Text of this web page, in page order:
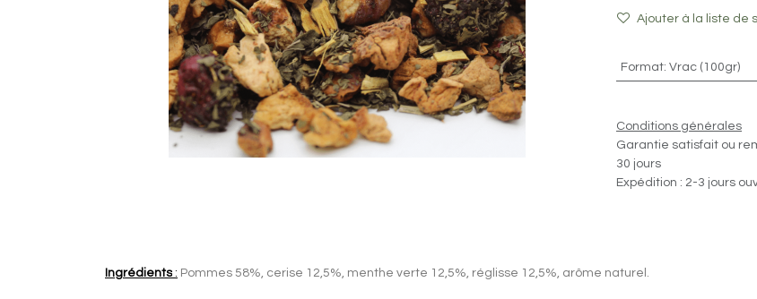
Ajouter à la liste de
Format: Vrac (100gr)
Conditions générales
Garantie satisfait ou
30 jours
Expédition : 2-3 jours
Ingrédients : Pommes 58%, cerise 12,5%, menthe verte 12,5%, réglisse 12,5%, arôme naturel.